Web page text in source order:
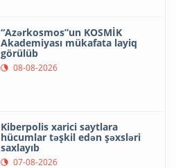
“Azərkosmos”un KOSMİK
Akademiyası mükafata layiq
görülüb
08-08-2026
Kiberpolis xarici saytlara
hücumlar təşkil edən şəxsləri
saxlayıb
07-08-2026